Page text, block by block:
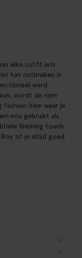
elke outfit iets
kan ontbreken in
werd
wordt de riem
fashion item waar je
nou gebruikt als
finishing touch
zit je altijd goed.